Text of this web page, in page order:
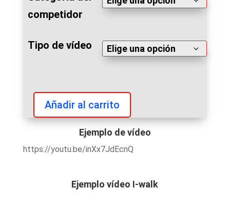
competidor
Tipo de vídeo
World
Championships
Añadir al carrito
Ejemplo de vídeo
https://youtu.be/inXx7JdEcnQ
Ejemplo vídeo I-walk